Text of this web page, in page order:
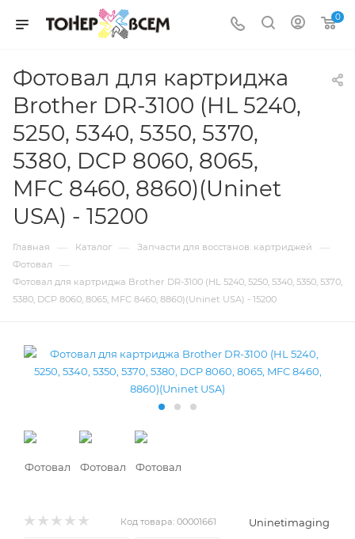
0
Фотовал для картриджа
Brother DR-3100 (HL 5240,
5250, 5340, 5350, 5370,
5380, DCP 8060, 8065,
MFC 8460, 8860)(Uninet
USA) - 15200
Главная — Каталог — Запчасти для восстанов. картриджей —
Фотовал —
Фотовал для картриджа Brother DR-3100 (HL 5240, 5250, 5340, 5350, 5370,
5380, DCP 8060, 8065, MFC 8460, 8860)(Uninet USA) - 15200
Код товара: 00001661 Uninetimaging